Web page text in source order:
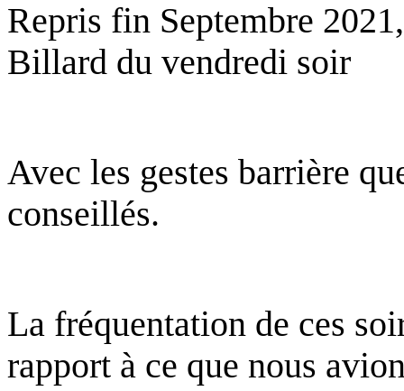
Repris fin Septembre
Billard du vendredi soir
Avec les gestes barrière
conseillés.
La fréquentation de ces
rapport à ce que nous